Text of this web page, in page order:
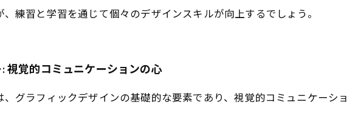
練習と学習を通じて個々のデザインスキルが向上するでしょう。
視覚的コミュニケーションの心
グラフィックデザインの基礎的な要素であり、視覚的コミュニケーシ